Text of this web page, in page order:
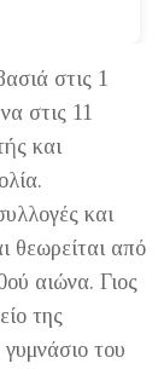
στις 1
στις 11
και
και
θεωρείται από
αιώνα. Γιος
της
του